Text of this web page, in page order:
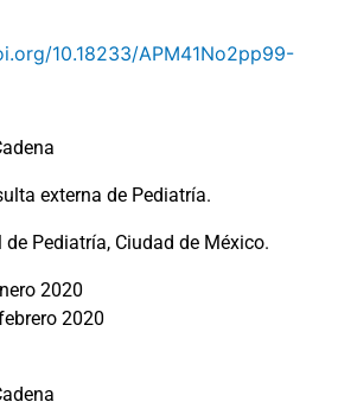
10.18233/APM41No2pp99-
externa de Pediatría.
Pediatría, Ciudad de México.
2020
2020